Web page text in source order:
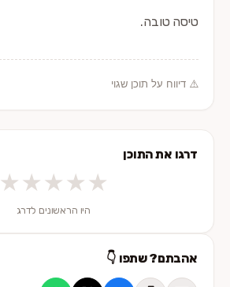
טיסה טובה.
⚠️ דיווח על תוכן שגוי
דרגו את התוכן
★★★★★
היו הראשונים לדרג
אהבתם? שתפו 👇